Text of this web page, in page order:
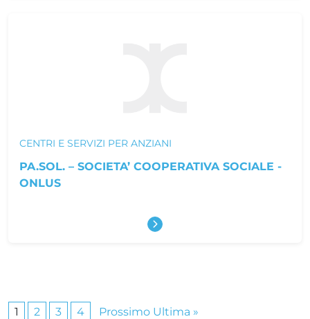
CENTRI E SERVIZI PER ANZIANI
PA.SOL. – SOCIETA’ COOPERATIVA SOCIALE -
ONLUS
Scopri di più
1 2 3 4 ProssimoPagina successiva
Ultima »